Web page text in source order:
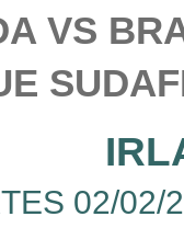
VS
02/02/